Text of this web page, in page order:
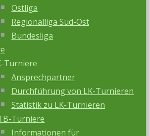
Ostliga
Regionalliga Süd-Ost
Bundesliga
Turniere
Ansprechpartner
Durchführung von LK-Turnieren
Statistik zu LK-Turnieren
Turniere
Informationen für